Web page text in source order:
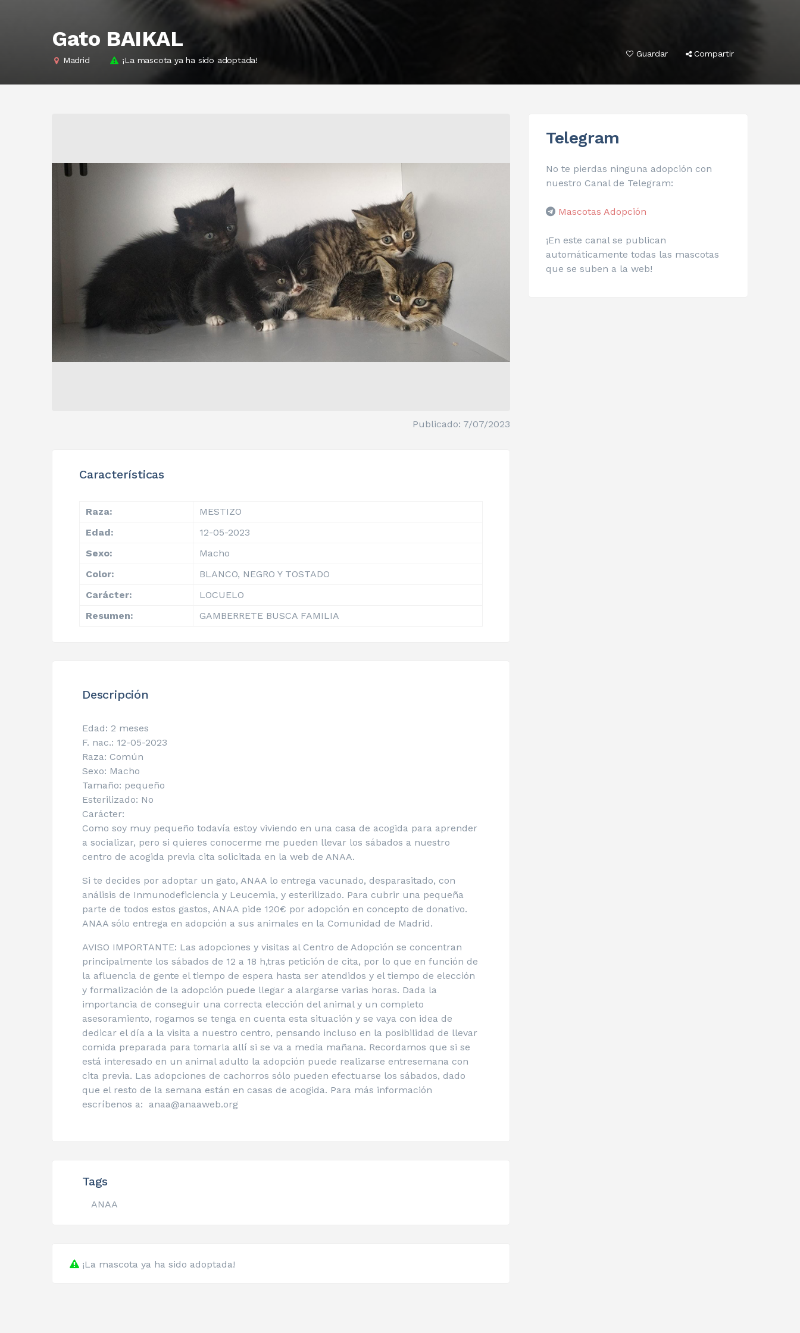
Gato BAIKAL
Madrid ¡La mascota ya ha sido adoptada!
Guardar Compartir
Publicado: 7/07/2023
Características
Raza:
MESTIZO
Edad:
12-05-2023
Sexo:
Macho
Color:
BLANCO, NEGRO Y TOSTADO
Carácter:
LOCUELO
Resumen:
GAMBERRETE BUSCA FAMILIA
Descripción
Edad: 2 meses
F. nac.: 12-05-2023
Raza: Común
Sexo: Macho
Tamaño: pequeño
Esterilizado: No
Carácter:
Como soy muy pequeño todavía estoy viviendo en una casa de acogida para aprender
a socializar, pero si quieres conocerme me pueden llevar los sábados a nuestro
centro de acogida previa cita solicitada en la web de ANAA.
Si te decides por adoptar un gato, ANAA lo entrega vacunado, desparasitado, con
análisis de Inmunodeficiencia y Leucemia, y esterilizado. Para cubrir una pequeña
parte de todos estos gastos, ANAA pide 120€ por adopción en concepto de donativo.
ANAA sólo entrega en adopción a sus animales en la Comunidad de Madrid.
AVISO IMPORTANTE: Las adopciones y visitas al Centro de Adopción se concentran
principalmente los sábados de 12 a 18 h,tras petición de cita, por lo que en función de
la afluencia de gente el tiempo de espera hasta ser atendidos y el tiempo de elección
y formalización de la adopción puede llegar a alargarse varias horas. Dada la
importancia de conseguir una correcta elección del animal y un completo
asesoramiento, rogamos se tenga en cuenta esta situación y se vaya con idea de
dedicar el día a la visita a nuestro centro, pensando incluso en la posibilidad de llevar
comida preparada para tomarla allí si se va a media mañana. Recordamos que si se
está interesado en un animal adulto la adopción puede realizarse entresemana con
cita previa. Las adopciones de cachorros sólo pueden efectuarse los sábados, dado
que el resto de la semana están en casas de acogida. Para más información
escríbenos a: anaa@anaaweb.org
Tags
ANAA
¡La mascota ya ha sido adoptada!
Telegram
No te pierdas ninguna adopción con
nuestro Canal de Telegram:
Mascotas Adopción
¡En este canal se publican
automáticamente todas las mascotas
que se suben a la web!